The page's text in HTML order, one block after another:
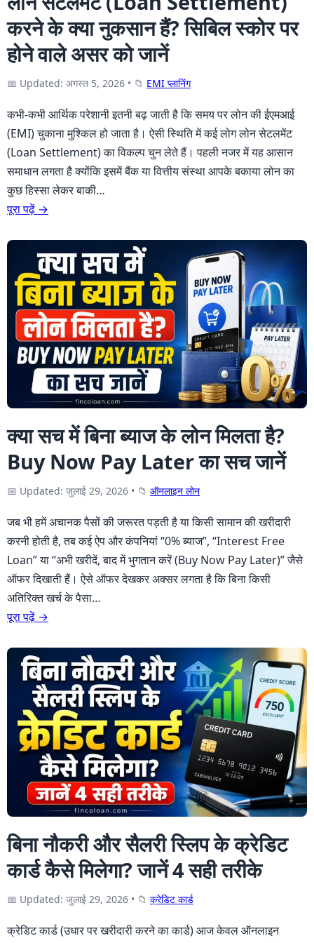
करने के क्या नुकसान हैं? सिबिल स्कोर पर
होने वाले असर को जानें
📅 Updated: अगस्त 5, 2026 • 📁 EMI प्लानिंग
कभी-कभी आर्थिक परेशानी इतनी बढ़ जाती है कि समय पर लोन की ईएमआई
(EMI) चुकाना मुश्किल हो जाता है। ऐसी स्थिति में कई लोग लोन सेटलमेंट
(Loan Settlement) का विकल्प चुन लेते हैं। पहली नजर में यह आसान
समाधान लगता है क्योंकि इसमें बैंक या वित्तीय संस्था आपके बकाया लोन का
कुछ हिस्सा लेकर बाकी…
पूरा पढ़ें →
क्या सच में बिना ब्याज के लोन मिलता है?
Buy Now Pay Later का सच जानें
📅 Updated: जुलाई 29, 2026 • 📁 ऑनलाइन लोन
जब भी हमें अचानक पैसों की जरूरत पड़ती है या किसी सामान की खरीदारी
करनी होती है, तब कई ऐप और कंपनियां “0% ब्याज”, “Interest Free
Loan” या “अभी खरीदें, बाद में भुगतान करें (Buy Now Pay Later)” जैसे
ऑफर दिखाती हैं। ऐसे ऑफर देखकर अक्सर लगता है कि बिना किसी
अतिरिक्त खर्च के पैसा…
पूरा पढ़ें →
बिना नौकरी और सैलरी स्लिप के क्रेडिट
कार्ड कैसे मिलेगा? जानें 4 सही तरीके
📅 Updated: जुलाई 29, 2026 • 📁 क्रेडिट कार्ड
क्रेडिट कार्ड (उधार पर खरीदारी करने का कार्ड) आज केवल ऑनलाइन